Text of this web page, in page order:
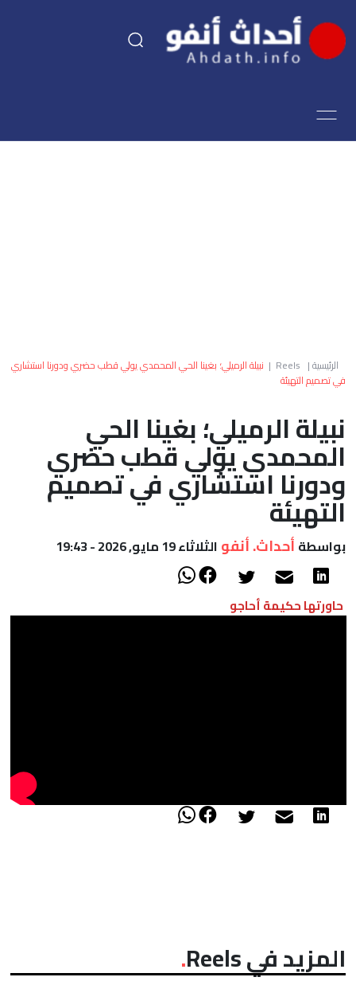
اقتصاد
العالم
الصحراء
الرئيسية|
Reels
| نبيلة الرميلي؛ بغينا الحي المحمدي يولي قطب حضري ودورنا استشاري
في تصميم التهيئة
نبيلة الرميلي؛ بغينا الحي
المحمدي يولي قطب حضري
ودورنا استشاري في تصميم
التهيئة
بواسطة أحداث. أنفو الثلاثاء 19 مايو, 2026 - 19:43
حاورتها حكيمة أحاجو
المزيد في Reels